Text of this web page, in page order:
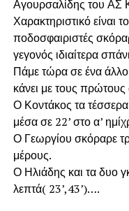
Αγουρσαλίδης του ΑΣ
Χαρακτηριστικό είναι
ποδοσφαιριστές
γεγονός ιδιαίτερα
Πάμε τώρα σε ένα
κάνει με τους
Ο Κοντάκος τα
μέσα σε 22’ στο α’
Ο Γεωργίου σκόραρε
μέρους.
Ο Ηλιάδης και τα δυο
λεπτά( 23’,43’)….